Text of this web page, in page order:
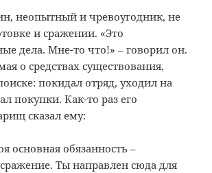
неопытный и чревоугодник, не
и сражении. «Это
дела. Мне-то что!» – говорил он.
о средствах существования,
покидал отряд, уходил на
покупки. Как-то раз его
сказал ему:
основная обязанность –
Ты направлен сюда для